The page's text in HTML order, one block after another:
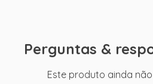
Perguntas &
Este produto ainda